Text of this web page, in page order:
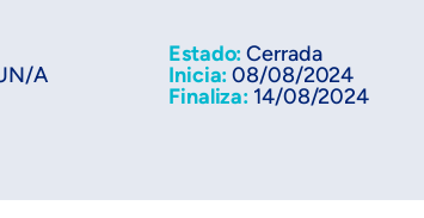
A
Estado:Cerrada
Inicia:08/08/2024
Finaliza: 14/08/2024